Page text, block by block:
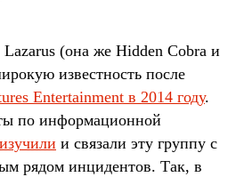
Lazarus (она же Hidden Cobra и
известность после
Entertainment в 2014 году.
по информационной
изучили и связали эту группу с
рядом инцидентов. Так, в